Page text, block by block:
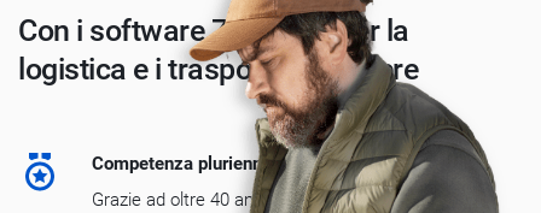
Con i software Zucchetti per la
logistica e i trasporti puoi avere
Competenza pluriennale
Grazie ad oltre 40 anni di esperienza nel settore.